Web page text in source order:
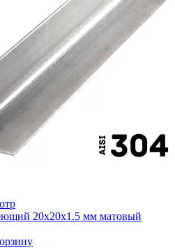
20х20х1.5 мм матовый